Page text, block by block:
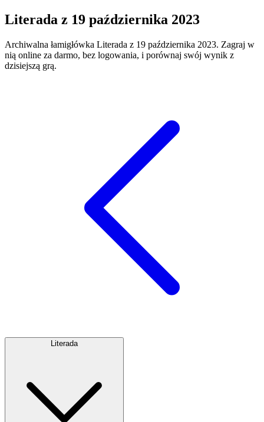
Literada z 19 października 2023
Archiwalna łamigłówka Literada z 19 października 2023. Zagraj w
nią online za darmo, bez logowania, i porównaj swój wynik z
dzisiejszą grą.
Literada